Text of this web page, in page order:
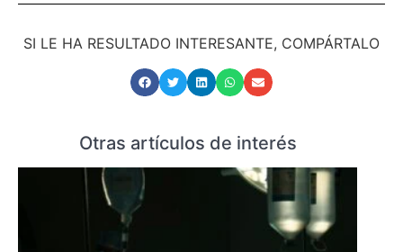
SI LE HA RESULTADO INTERESANTE, COMPÁRTALO
Otras artículos de interés